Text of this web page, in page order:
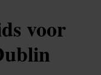
voor